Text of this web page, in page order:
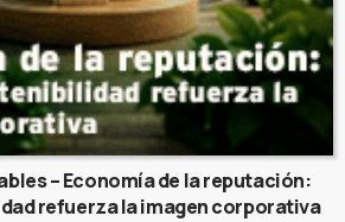
– Economía de la reputación:
refuerza la imagen corporativa